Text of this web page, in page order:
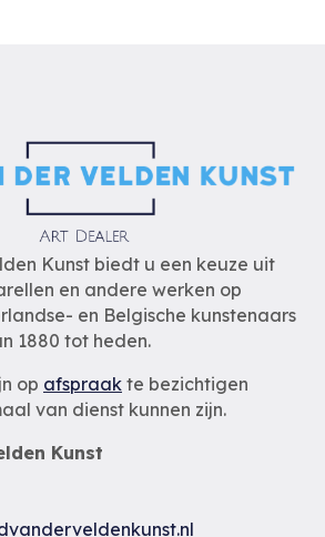
Kunst biedt u een keuze uit
en andere werken op
en Belgische kunstenaars
1880 tot heden.
op afspraak te bezichtigen
van dienst kunnen zijn.
Kunst